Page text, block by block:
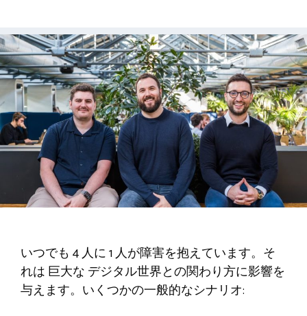
いつでも 4 人に 1 人が障害を抱えています。そ
れは 巨大な デジタル世界との関わり方に影響を
与えます。いくつかの一般的なシナリオ: